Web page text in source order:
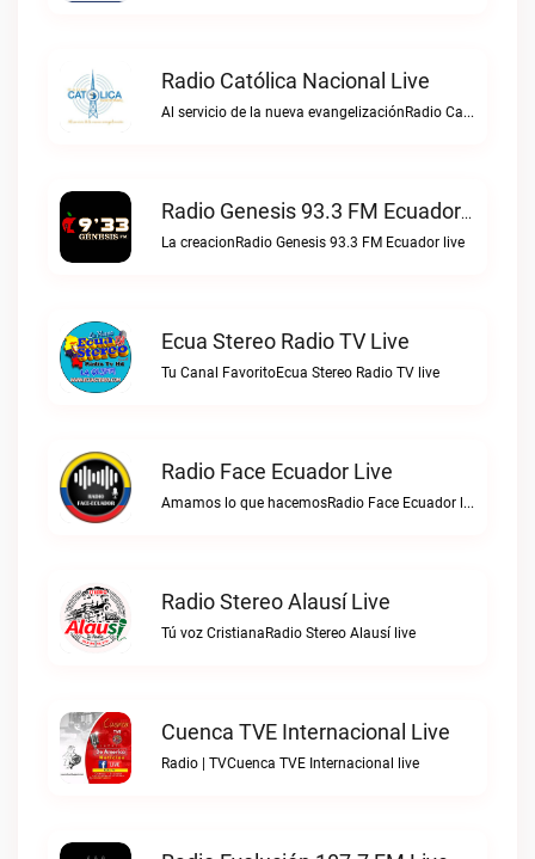
Radio Católica Nacional Live
Al servicio de la nueva evangelizaciónRadio Católica Nacional live
Radio Genesis 93.3 FM Ecuador Live
La creacionRadio Genesis 93.3 FM Ecuador live
Ecua Stereo Radio TV Live
Tu Canal FavoritoEcua Stereo Radio TV live
Radio Face Ecuador Live
Amamos lo que hacemosRadio Face Ecuador live
Radio Stereo Alausí Live
Tú voz CristianaRadio Stereo Alausí live
Cuenca TVE Internacional Live
Radio | TVCuenca TVE Internacional live